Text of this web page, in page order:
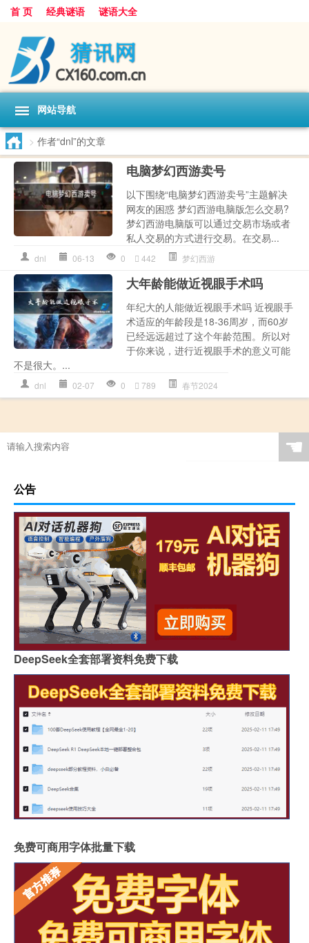
首 页 经典谜语 谜语大全
网站导航
> 作者“dnl”的文章
电脑梦幻西游卖号
以下围绕“电脑梦幻西游卖号”主题解决
网友的困惑 梦幻西游电脑版怎么交易?
梦幻西游电脑版可以通过交易市场或者
私人交易的方式进行交易。在交易...
dnl 06-13 0 442 梦幻西游
大年龄能做近视眼手术吗
年纪大的人能做近视眼手术吗 近视眼手
术适应的年龄段是18-36周岁，而60岁
已经远远超过了这个年龄范围。所以对
于你来说，进行近视眼手术的意义可能
不是很大。...
dnl 02-07 0 789 春节2024
☚
公告
DeepSeek全套部署资料免费下载
免费可商用字体批量下载